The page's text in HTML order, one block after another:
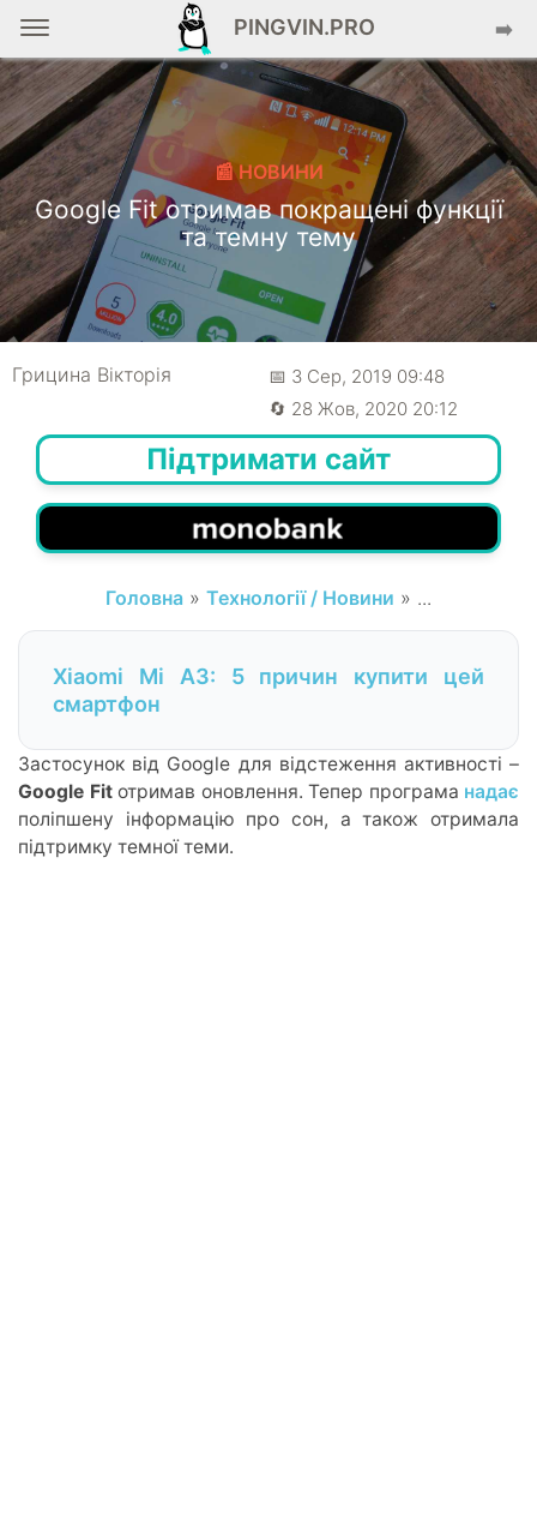
PINGVIN.PRO ➡️
📰 НОВИНИ
Google Fit отримав покращені функції
та темну тему
Грицина Вікторія
📅 3 Сер, 2019 09:48
🔄 28 Жов, 2020 20:12
Підтримати сайт
Головна » Технології / Новини » ...
Xiaomi Mi A3: 5 причин купити цей
смартфон
Застосунок від Google для відстеження активності –
Google Fitотримав оновлення. Тепер програма надає
поліпшену інформацію про сон, а також отримала
підтримку темної теми.